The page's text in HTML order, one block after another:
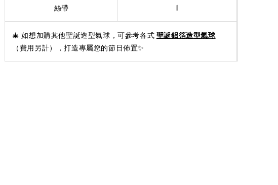
絲帶 1
🎄 如想加購其他聖誕造型氣球，可參考各式 聖誕鋁箔造型氣球
（費用另計），打造專屬您的節日佈置✨